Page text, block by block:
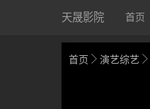
天晟影院 首页
首页  演艺综艺 